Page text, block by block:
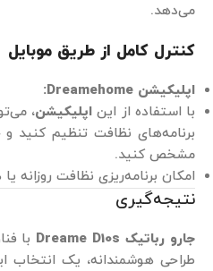
می‌دهد.
کنترل کامل از طریق موبایل
اپلیکیشن Dreamehome:
با استفاده از این اپلیکیشن،
برنامه‌های نظافت تنظیم کنید
مشخص کنید.
امکان برنامه‌ریزی نظافت روزانه
نتیجه‌گیری
جارو رباتیک Dreame D10s
با
طراحی هوشمندانه، یک انتخاب